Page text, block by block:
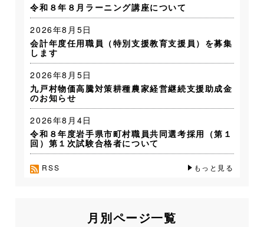
令和８年８月ラーニング講座について
2026年8月5日
会計年度任用職員（特別支援教育支援員）を募集
します
2026年8月5日
九戸村物価高騰対策耕種農家経営継続支援助成金
のお知らせ
2026年8月4日
令和８年度岩手県市町村職員共同選考採用（第１
回）第１次試験合格者について
もっと見る
RSS
月別ページ一覧